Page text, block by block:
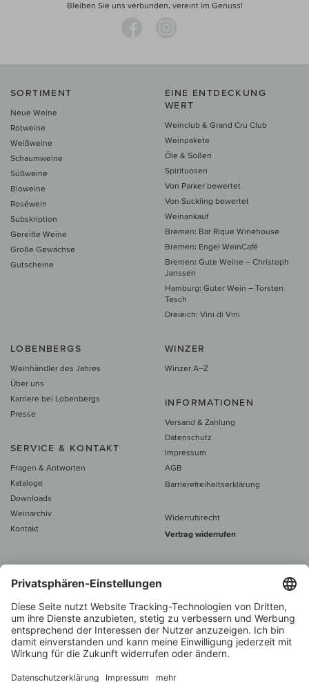
Bleiben Sie uns verbunden, vereint im Genuss!
SORTIMENT
Neue Weine
Rotweine
Weißweine
Schaumweine
Süßweine
Bioweine
Roséwein
Subskription
Gereifte Weine
Große Gewächse
Gutscheine
EINE ENTDECKUNG
WERT
Weinclub & Grand Cru Club
Weinpakete
Öle & Soßen
Spirituosen
Von Parker bewertet
Von Suckling bewertet
Weinankauf
Bremen: Bar Rique Winehouse
Bremen: Engel WeinCafé
Bremen: Gute Weine – Christoph
Janssen
Hamburg: Guter Wein – Torsten
Tesch
Dreieich: Vini di Vini
LOBENBERGS
Weinhändler des Jahres
Über uns
Karriere bei Lobenbergs
Presse
SERVICE & KONTAKT
Fragen & Antworten
Kataloge
Downloads
Weinarchiv
Kontakt
WINZER
Winzer A–Z
INFORMATIONEN
Versand & Zahlung
Datenschutz
Impressum
AGB
Barrierefreiheitserklärung
Widerrufsrecht
Vertrag widerrufen
Alle Preise inkl. MwSt., zzgl. 5 €
60 € versand­kosten­
Beratung unter